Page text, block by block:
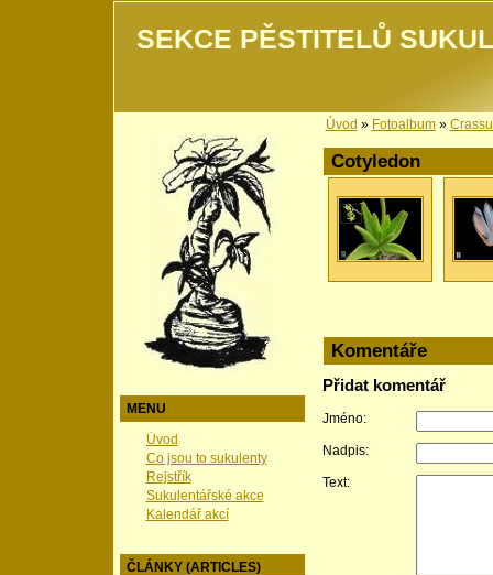
SEKCE PĚSTITELŮ
MENU
Úvod
Co jsou to sukulenty
Rejstřík
Sukulentářské akce
Kalendář akcí
ČLÁNKY (ARTICLES)
Úvod » Fotoalbum»
Cotyledon
Komentáře
Přidat komentář
Jméno:
Nadpis:
Text: